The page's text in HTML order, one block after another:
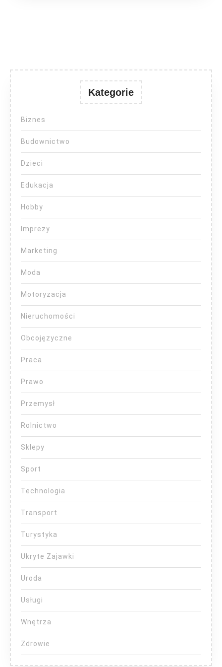
Kategorie
Biznes
Budownictwo
Dzieci
Edukacja
Hobby
Imprezy
Marketing
Moda
Motoryzacja
Nieruchomości
Obcojęzyczne
Praca
Prawo
Przemysł
Rolnictwo
Sklepy
Sport
Technologia
Transport
Turystyka
Ukryte Zajawki
Uroda
Usługi
Wnętrza
Zdrowie